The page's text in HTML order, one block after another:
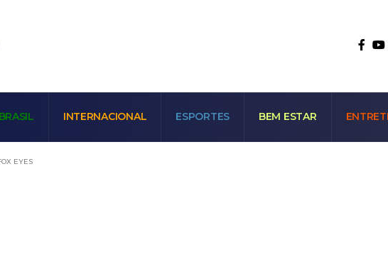
BRASIL INTERNACIONAL ESPORTES BEM ESTAR
EYES